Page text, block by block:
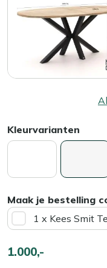
Kleurvarianten
Maak je bestelling
1 x Kees Smit
1.000,-